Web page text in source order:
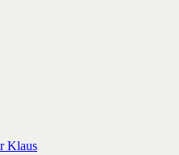
Klaus